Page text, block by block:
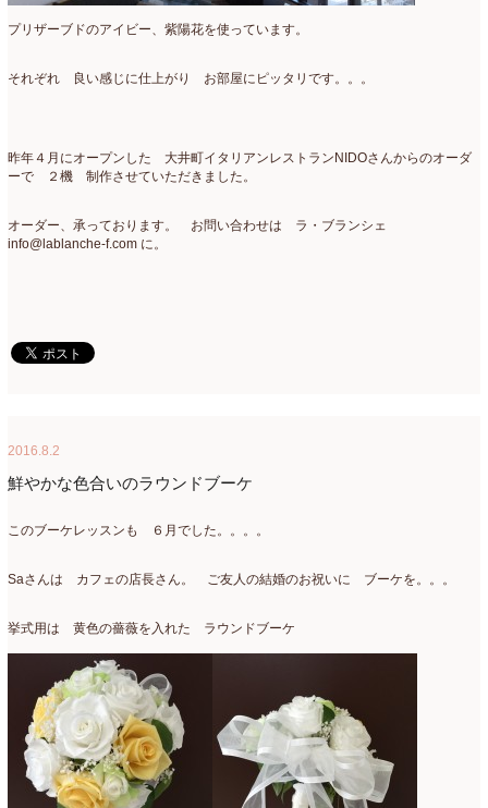
プリザーブドのアイビー、紫陽花を使っています。
それぞれ 良い感じに仕上がり お部屋にピッタリです。。。
昨年４月にオープンした 大井町イタリアンレストランNIDOさんからのオーダ
ーで ２機 制作させていただきました。
オーダー、承っております。 お問い合わせは ラ・ブランシェ
info@lablanche-f.com に。
2016.8.2
鮮やかな色合いのラウンドブーケ
このブーケレッスンも ６月でした。。。。
Saさんは カフェの店長さん。 ご友人の結婚のお祝いに ブーケを。。。
挙式用は 黄色の薔薇を入れた ラウンドブーケ